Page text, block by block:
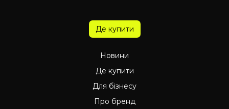
Де купити
Новини
Де купити
Для бізнесу
Про бренд